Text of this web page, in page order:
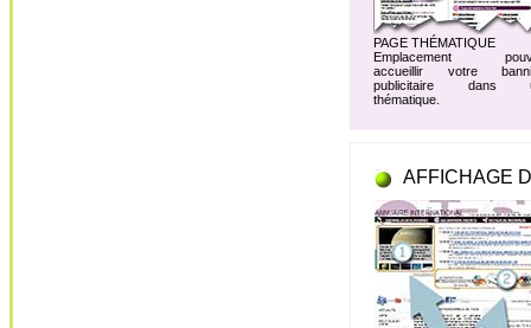
PAGE THÉMATIQUE
Emplacement
accueillir votre
publicitaire dans
thématique.
AFFICHAGE